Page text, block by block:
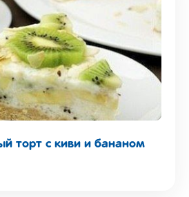
торт с киви и бананом